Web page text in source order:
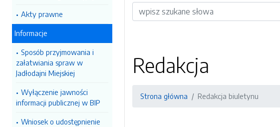
Akty prawne
Informacje
Sposób przyjmowania i
załatwiania spraw w
Jadłodajni Miejskiej
Wyłączenie jawności
informacji publicznej w BIP
Wniosek o udostępnienie
Wyszukiwarka
Redakcja
Strona główna Redakcja biuletynu